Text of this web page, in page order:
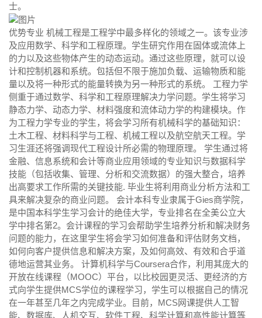
士。
优势专业 机械工程是工程学中最多样化的领域之一。该专业涉
及应用数学、科学和工程原理。学生研究作用在固体或流体上
的力以及这些物体产生的动态运动。通过这些原理，就可以设
计和控制机器和系统。包括但不限于施加负载、运输物质和能
量以及将一种形式的能量转换为另一种形式的系统。 工程力学
侧重于通过数学、科学和工程原理解决力学问题。学生将学习
静态力学、动态力学、材料强度和流体动力学的构建模块。作
为工程力学专业的学生，将会学习所有机械科学的基础知识：
土木工程、材料科学与工程、机械工程以及航空航天工程。学
习生涯还将强调现代工程设计所必需的物理原理。 学生通过将
金融、信息系统和会计等商业应用领域的专业知识与数据科学
技能（包括收集、管理、分析和交流数据）的强大整合，培养
出高要求工作所需的关键技能. 毕业生将利用商业分析方法和工
具来解决复杂的商业问题。 会计本科专业隶属于Gies商学院，
是中国本科学生学习会计的绝佳大学，专业排名在全美公立大
学中排名第2。会计课程的学习会帮助学生培养分析和解决财务
问题的能力，在这里学生将会学习如何准备和评估财务文档，
如何向客户提供信息和解决方案，及如何高效、有效和合乎道
德地运营其业务。 计算机科学与Coursera合作，利用其庞大的
开放在线课程（MOOC）平台，以比校园更灵活、更经济的方
式向学生提供MCS学位的课程学习，学生可以根据自己的情况
在一年甚至几年之内完成学业。目前，MCS网课提供人工智
能、数据库、人机交互、软件工程、科学计算和高性能计算等